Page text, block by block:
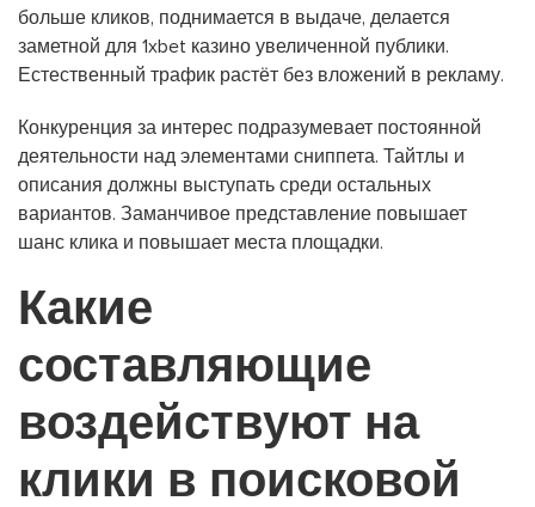
больше кликов, поднимается в выдаче, делается
заметной для 1xbet казино увеличенной публики.
Естественный трафик растёт без вложений в рекламу.
Конкуренция за интерес подразумевает постоянной
деятельности над элементами сниппета. Тайтлы и
описания должны выступать среди остальных
вариантов. Заманчивое представление повышает
шанс клика и повышает места площадки.
Какие
составляющие
воздействуют на
клики в поисковой